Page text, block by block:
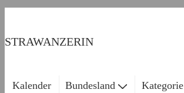
Inhalt
STRAWANZERIN
Kalender Bundesland Kategorie